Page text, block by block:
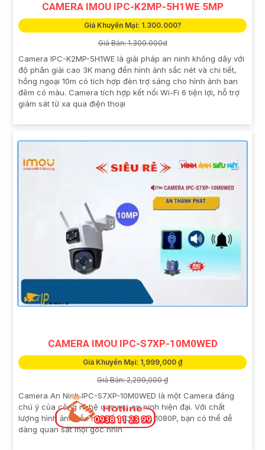
CAMERA IMOU IPC-K2MP-5H1WE 5MP
Giá Khuyến Mại: 1.300.000?
Giá Bán: 1.300.000d
Camera IPC-K2MP-5H1WE là giải pháp an ninh không dây với
độ phân giải cao 3K mang đến hình ảnh sắc nét và chi tiết,
hồng ngoại 10m có tích hợp đèn trợ sáng cho hình ảnh ban
đêm có màu. Camera tích hợp kết nối Wi-Fi 6 tiện lợi, hỗ trợ
giám sát từ xa qua điện thoại
CAMERA IMOU IPC-S7XP-10M0WED
Giá Khuyến Mại: 1,999,000 ₫
Giá Bán: 2,299,000 ₫
Camera An Ninh IPC-S7XP-10M0WED là một Camera đáng
chú ý của công nghệ camera an ninh hiện đại. Với chất
lượng hình ảnh sắc nét đến FULL HD 1080P, bạn có thể dễ
dàng quan sát mọi góc nhìn